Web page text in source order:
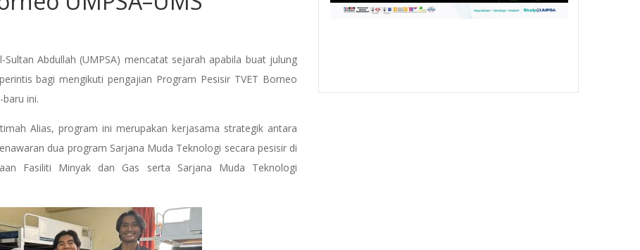
Abdullah (UMPSA) mencatat sejarah apabila buat julung
bagi mengikuti pengajian Program Pesisir TVET Borneo
ini.
Alias, program ini merupakan kerjasama strategik antara
dua program Sarjana Muda Teknologi secara pesisir di
Fasiliti Minyak dan Gas serta Sarjana Muda Teknologi